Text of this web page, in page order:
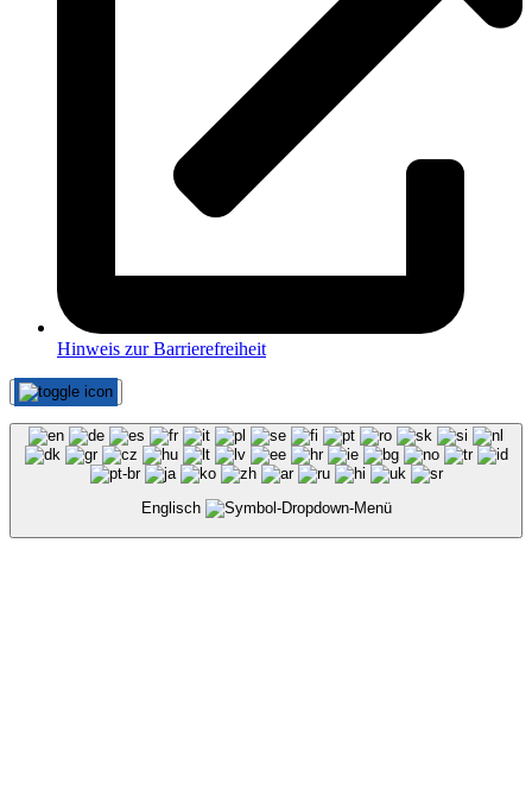
Hinweis zur Barrierefreiheit
Englisch